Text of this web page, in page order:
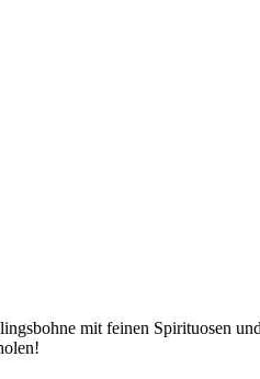
mit feinen Spirituosen